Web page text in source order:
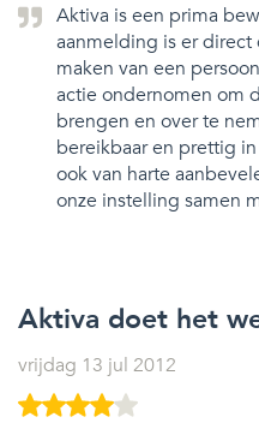
Aktiva is een prima
aanmelding is er
maken van een
actie ondernomen om
brengen en over te
bereikbaar en prettig
ook van harte
onze instelling samen
Aktiva doet het
vrijdag 13 jul 2012